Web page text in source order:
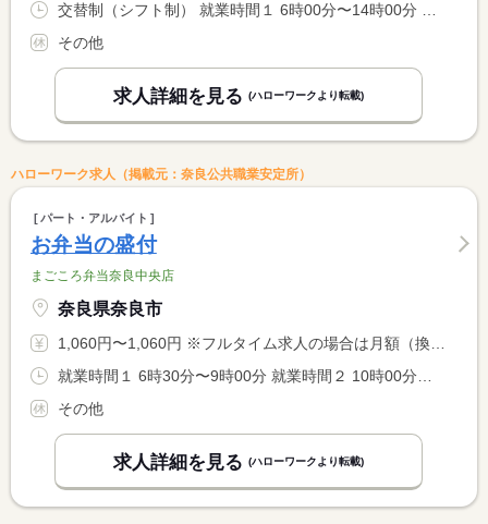
交替制（シフト制） 就業時間１ 6時00分〜14時00分 就業時間２ 10時00分〜19時00分
その他
求人詳細を見る (ハローワークより転載)
ハローワーク求人（掲載元：奈良公共職業安定所）
パート・アルバイト
お弁当の盛付
まごころ弁当奈良中央店
奈良県奈良市
1,060円〜1,060円 ※フルタイム求人の場合は月額（換算額）、パート求人の場合は時間額を表示しています。
就業時間１ 6時30分〜9時00分 就業時間２ 10時00分〜13時00分
その他
求人詳細を見る (ハローワークより転載)